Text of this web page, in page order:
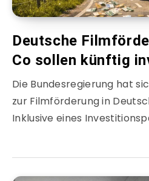
Deutsche
Co sollen künftig
Die Bundesregierung hat
zur Filmförderung in
Inklusive eines